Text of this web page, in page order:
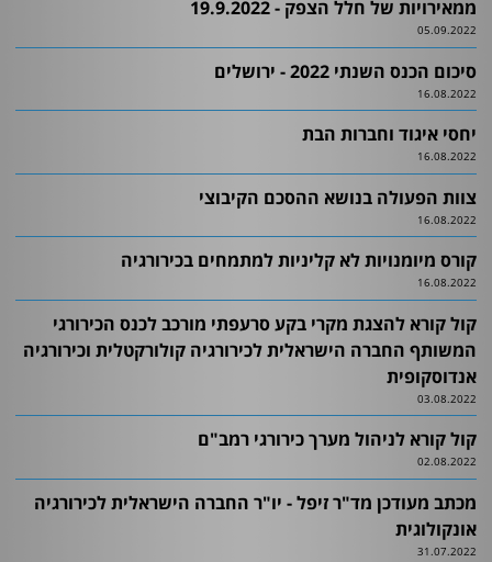
פעילות
וטופסי
הרשמה
מידע
לציבור
ממאירויות של חלל הצפק - 19.9.2022
05.09.2022
סיכום הכנס השנתי 2022 - ירושלים
16.08.2022
יחסי איגוד וחברות הבת
16.08.2022
צוות הפעולה בנושא ההסכם הקיבוצי
16.08.2022
קורס מיומנויות לא קליניות למתמחים בכירורגיה
16.08.2022
קול קורא להצגת מקרי בקע סרעפתי מורכב לכנס הכירורגי
המשותף החברה הישראלית לכירורגיה קולורקטלית וכירורגיה
אנדוסקופית
03.08.2022
קול קורא לניהול מערך כירורגי רמב"ם
02.08.2022
מכתב מעודכן מד"ר זיפל - יו"ר החברה הישראלית לכירורגיה
אונקולוגית
31.07.2022